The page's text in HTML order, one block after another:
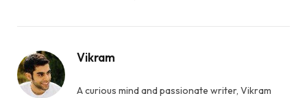
Vikram
A curious mind and passionate writer, Vikram